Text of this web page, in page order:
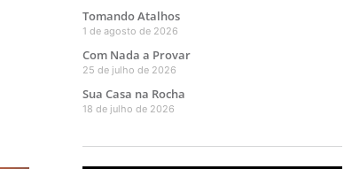
Tomando Atalhos
1 de agosto de 2026
Com Nada a Provar
25 de julho de 2026
Sua Casa na Rocha
18 de julho de 2026